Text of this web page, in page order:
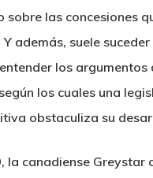
las concesiones
además, suele suceder
los argumentos
los cuales una
obstaculiza su
la canadiense Greystar